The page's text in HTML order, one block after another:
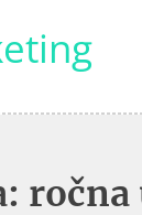
ročna